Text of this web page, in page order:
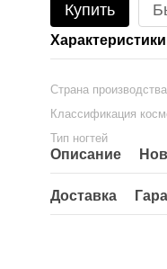
Купить
Характеристики
Страна производства
Классификация
Тип ногтей
Описание
Доставка